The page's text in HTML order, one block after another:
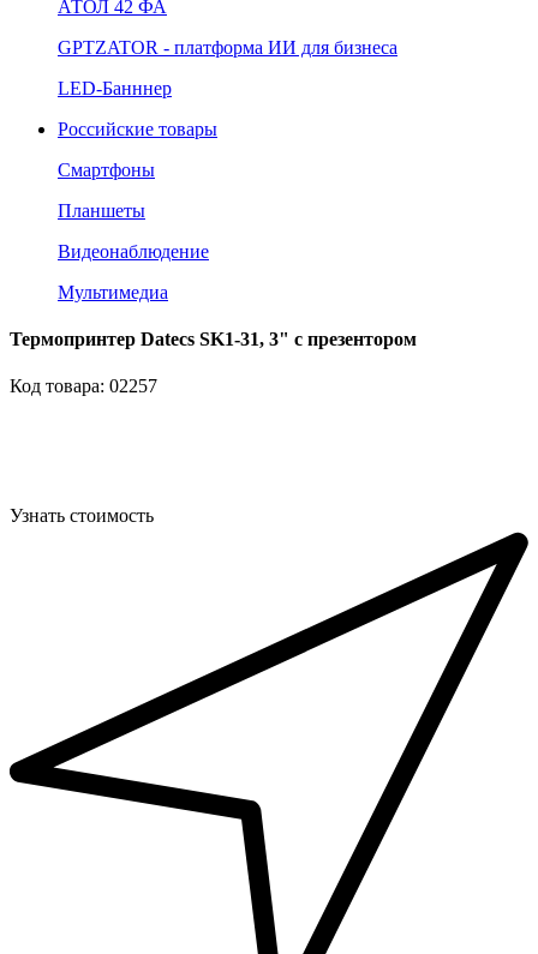
АТОЛ 42 ФА
GPTZATOR - платформа ИИ для бизнеса
LED-Банннер
Российские товары
Смартфоны
Планшеты
Видеонаблюдение
Мультимедиа
Термопринтер Datecs SK1-31, 3" с презентором
Код товара: 02257
Узнать стоимость